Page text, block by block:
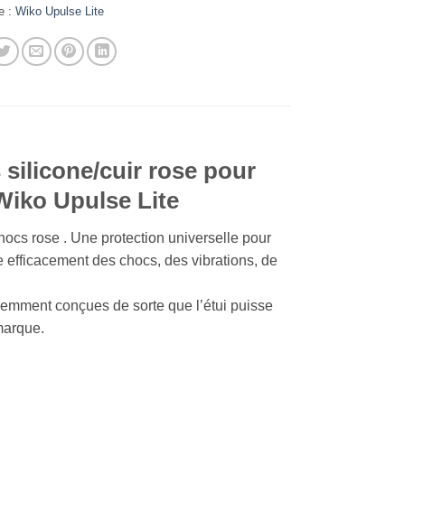
:Wiko Upulse Lite
cuir rose pour
Upulse Lite
rose . Une protection universelle pour
des chocs, des vibrations, de
conçues de sorte que l’étui puisse